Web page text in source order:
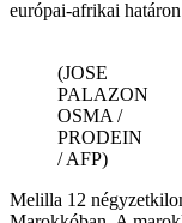
európai-afrikai
(JOSE
PALAZON
OSMA /
PRODEIN
/ AFP)
Melilla 12